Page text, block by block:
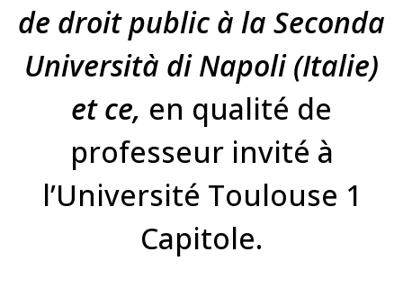
de droit public à la Seconda
Università di Napoli (Italie)
et ce, en qualité de
professeur invité à
l’Université Toulouse 1
Capitole.